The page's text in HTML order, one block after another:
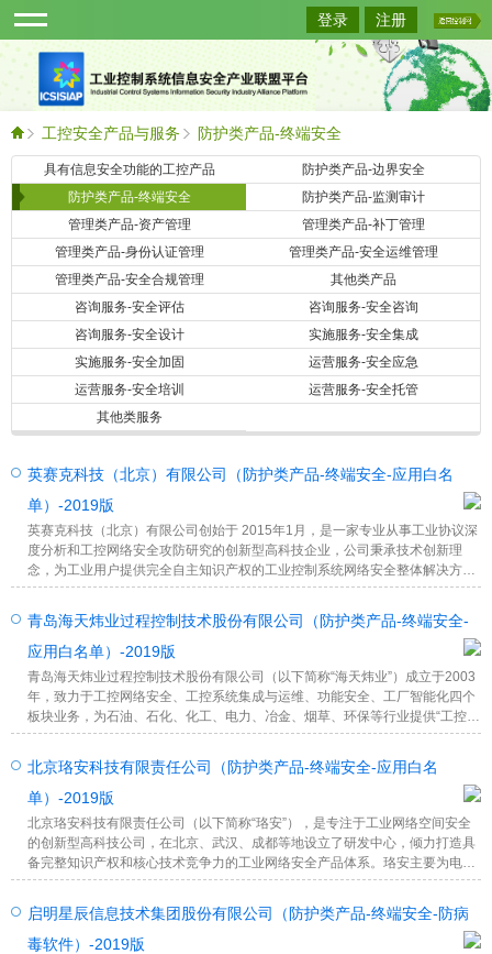
登录 注册
工控安全产品与服务 防护类产品-终端安全
具有信息安全功能的工控产品
防护类产品-边界安全
防护类产品-终端安全
防护类产品-监测审计
管理类产品-资产管理
管理类产品-补丁管理
管理类产品-身份认证管理
管理类产品-安全运维管理
管理类产品-安全合规管理
其他类产品
咨询服务-安全评估
咨询服务-安全咨询
咨询服务-安全设计
实施服务-安全集成
实施服务-安全加固
运营服务-安全应急
运营服务-安全培训
运营服务-安全托管
其他类服务
英赛克科技（北京）有限公司（防护类产品-终端安全-应用白名
单）-2019版
英赛克科技（北京）有限公司创始于 2015年1月，是一家专业从事工业协议深
度分析和工控网络安全攻防研究的创新型高科技企业，公司秉承技术创新理
念，为工业用户提供完全自主知识产权的工业控制系统网络安全整体解决方
案。
青岛海天炜业过程控制技术股份有限公司（防护类产品-终端安全-
应用白名单）-2019版
青岛海天炜业过程控制技术股份有限公司（以下简称“海天炜业”）成立于2003
年，致力于工控网络安全、工控系统集成与运维、功能安全、工厂智能化四个
板块业务，为石油、石化、化工、电力、冶金、烟草、环保等行业提供“工控系
统安全整体解决方案”。
北京珞安科技有限责任公司（防护类产品-终端安全-应用白名
单）-2019版
北京珞安科技有限责任公司（以下简称“珞安”），是专注于工业网络空间安全
的创新型高科技公司，在北京、武汉、成都等地设立了研发中心，倾力打造具
备完整知识产权和核心技术竞争力的工业网络安全产品体系。珞安主要为电
力、石油石化、冶金、化工、轨道交通、智能制造、烟草、军工、市政等行业
用户提供融合业务特点的行业解决方案和专用的安全产品。
启明星辰信息技术集团股份有限公司（防护类产品-终端安全-防病
毒软件）-2019版